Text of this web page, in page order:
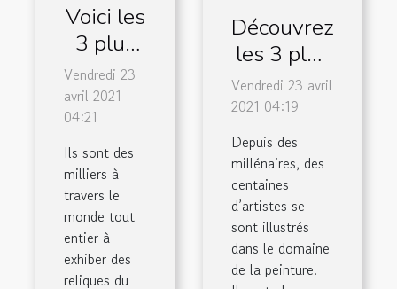
Voici les
3 plus
grands
musées
au
monde
Vendredi 23
avril 2021
04:21
Ils sont des
milliers à
travers le
monde tout
entier à
exhiber des
reliques du
Découvrez
les 3 plus
grands
artistes
de
l’histoire
de la
peinture
Vendredi 23 avril
2021 04:19
Depuis des
millénaires, des
centaines
d’artistes se
sont illustrés
dans le domaine
de la peinture.